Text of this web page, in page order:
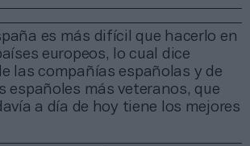
es más difícil que hacerlo en
europeos, lo cual dice
las compañías españolas y de
españoles más veteranos, que
a día de hoy tiene los mejores